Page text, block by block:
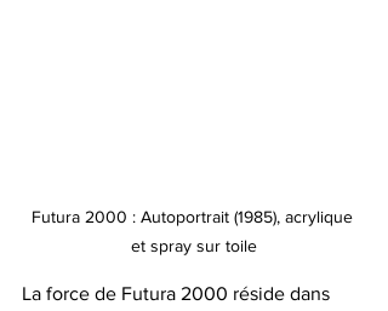
Futura 2000 : Autoportrait (1985), acrylique
et spray sur toile
La force de Futura 2000 réside dans